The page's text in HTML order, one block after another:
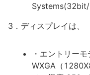
3．ディスプレイは、
・エントリー
WXGA（